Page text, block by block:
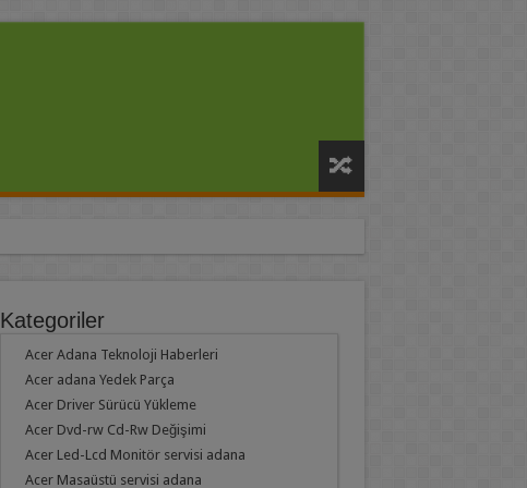
Kategoriler
Acer Adana Teknoloji Haberleri
Acer adana Yedek Parça
Acer Driver Sürücü Yükleme
Acer Dvd-rw Cd-Rw Değişimi
Acer Led-Lcd Monitör servisi adana
Acer Masaüstü servisi adana